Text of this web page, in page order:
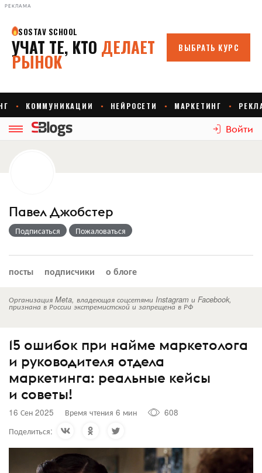
РЕКЛАМА
Войти
Павел Джобстер
Подписаться Пожаловаться
посты подписчики о блоге
Организация Meta, владеющая соцсетями Instagram и Facebook,
признана в России экстремистской и запрещена в РФ
15 ошибок при найме маркетолога
и руководителя отдела
маркетинга: реальные кейсы
и советы!
16 Сен 2025 Время чтения 6 мин
608
Поделиться: